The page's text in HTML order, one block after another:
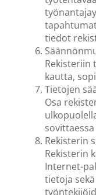
tiedot
Rekisteriin
kautta,
Tietojen
Osa
Rekisterin
Rekisterin
Internet-
tietoja